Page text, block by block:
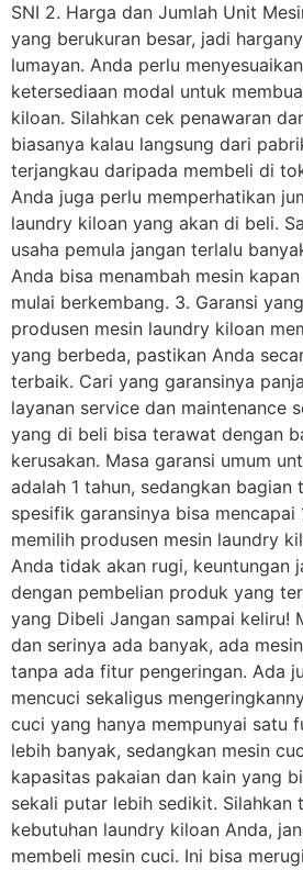
SNI 2. Harga dan Jumlah Unit
yang berukuran besar, jadi
lumayan. Anda perlu
ketersediaan modal untuk
kiloan. Silahkan cek penawaran
biasanya kalau langsung dari
terjangkau daripada membeli di
Anda juga perlu memperhatikan
laundry kiloan yang akan di beli.
usaha pemula jangan terlalu
Anda bisa menambah mesin
mulai berkembang. 3. Garansi
produsen mesin laundry kiloan
yang berbeda, pastikan Anda
terbaik. Cari yang garansinya
layanan service dan maintenance
yang di beli bisa terawat dengan
kerusakan. Masa garansi umum
adalah 1 tahun, sedangkan
spesifik garansinya bisa mencapai
memilih produsen mesin laundry
Anda tidak akan rugi, keuntungan
dengan pembelian produk yang
yang Dibeli Jangan sampai keliru!
dan serinya ada banyak, ada
tanpa ada fitur pengeringan. Ada
mencuci sekaligus
cuci yang hanya mempunyai satu
lebih banyak, sedangkan mesin
kapasitas pakaian dan kain yang
sekali putar lebih sedikit. Silahkan
kebutuhan laundry kiloan Anda,
membeli mesin cuci. Ini bisa